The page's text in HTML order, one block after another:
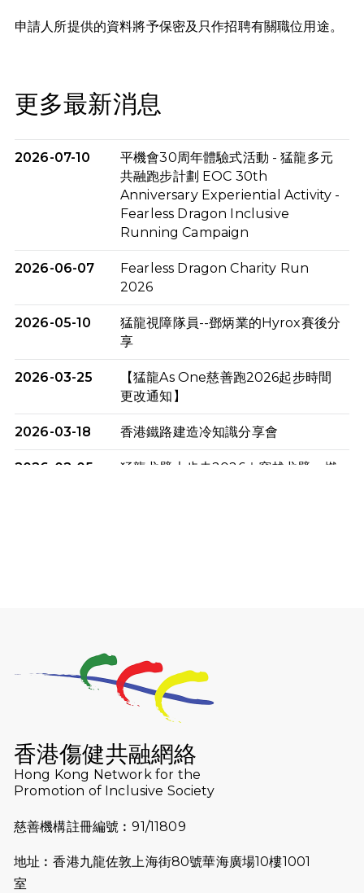
申請⼈所提供的資料將予保密及只作招聘有關職位⽤途。
更多最新消息
2026-07-10
平機會30周年體驗式活動 - 猛龍多元
共融跑步計劃 EOC 30th
Anniversary Experiential Activity -
Fearless Dragon Inclusive
Running Campaign
2026-06-07
Fearless Dragon Charity Run
2026
2026-05-10
猛龍視障隊員--鄧炳業的Hyrox賽後分
享
2026-03-25
【猛龍As One慈善跑2026起步時間
更改通知】
2026-03-18 香港鐵路建造冷知識分享會
2026-02-05
猛龍戈壁大步走2026｜穿越戈壁．燃
2025-09-08 渣打香港馬拉松2026 慈善計劃
Lockton Fearless Dragon Trail
Run 2025
2025-08-07 諾德 x 猛龍慈善共融音樂夜2025
🌟
香港傷健共融網絡
Hong Kong Network for the
Promotion of Inclusive Society
慈善機構註冊編號︰91/11809
地址︰香港九龍佐敦上海街80號華海廣場10樓1001
室